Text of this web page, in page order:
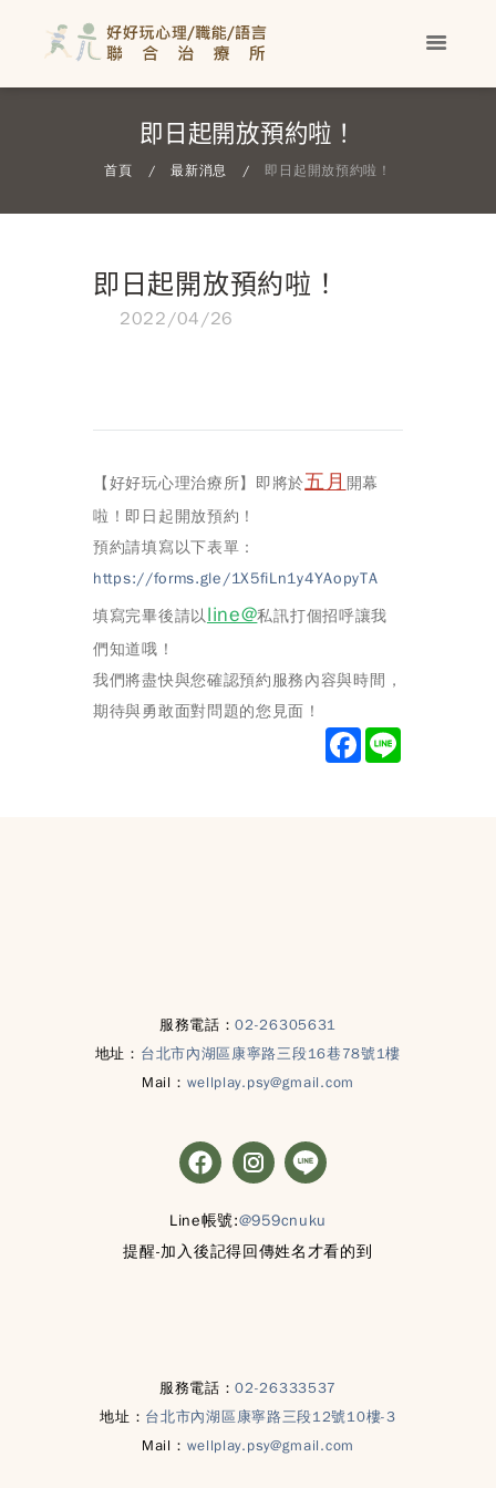
即日起開放預約啦！
首頁 最新消息 即日起開放預約啦！
即日起開放預約啦！
2022/04/26
【好好玩心理治療所】即將於五月 開幕
啦！即日起開放預約！
預約請填寫以下表單：
https://forms.gle/1X5fiLn1y4YAopyTA
填寫完畢後請以line@私訊打個招呼讓我
們知道哦！
我們將盡快與您確認預約服務內容與時間，
期待與勇敢面對問題的您見面！
F
a
服務電話：02-26305631
地址： 台北市內湖區康寧路三段16巷78號1樓
Mail： wellplay.psy@gmail.com
Line帳號:@959cnuku
提醒-加入後記得回傳姓名才看的到
服務電話：02-26333537
地址： 台北市內湖區康寧路三段12號10樓-3
Mail： wellplay.psy@gmail.com